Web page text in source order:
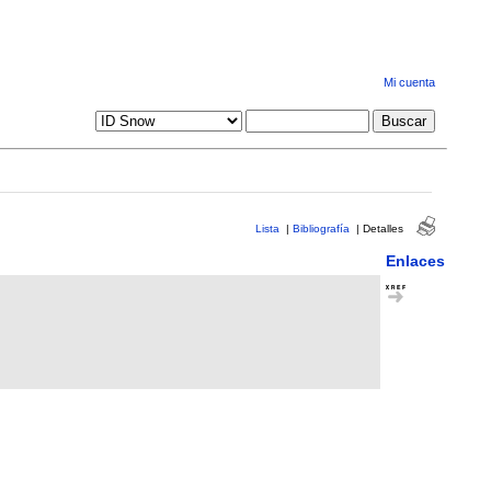
Mi cuenta
Lista | Bibliografía | Detalles
Enlaces